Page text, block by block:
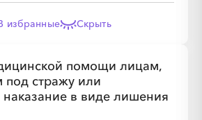
избранные Скрыть
помощи лицам,
стражу или
в виде лишения